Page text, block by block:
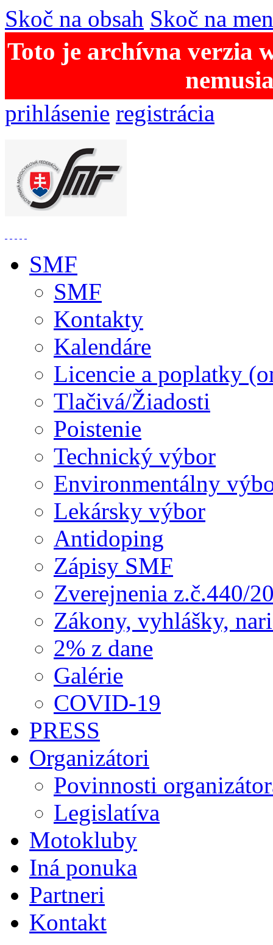
Skoč na obsah Skoč na
Toto je archívna verzia
prihlásenie registrácia
SMF
SMF
Kontakty
Kalendáre
Licencie a poplatky
Tlačivá/Žiadosti
Poistenie
Technický výbor
Environmentálny
Lekársky výbor
Antidoping
Zápisy SMF
Zverejnenia z.č.440/
Zákony, vyhlášky,
2% z dane
Galérie
COVID-19
PRESS
Organizátori
Povinnosti
Legislatíva
Motokluby
Iná ponuka
Partneri
Kontakt